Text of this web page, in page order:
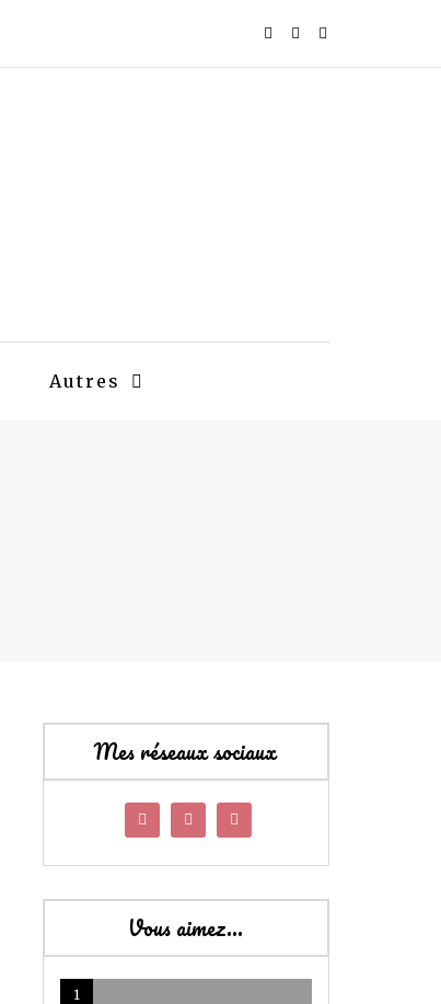
Autres
Mes réseaux sociaux
Vous aimez…
1